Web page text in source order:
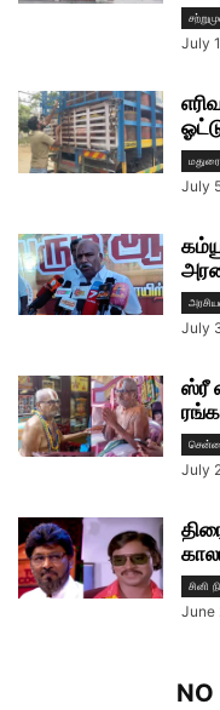
July
மதுரை
July
July
ஸ்ரீ
July
சினி
June